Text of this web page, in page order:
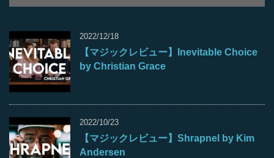
2022/12/18
【マジックレビュー】Inevitable Choice
by Christian Grace
2022/10/23
【マジックレビュー】Shrapnel by Kim
Andersen